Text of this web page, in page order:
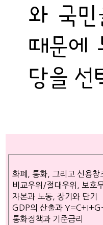
와 국
때문에
당을 선
화폐, 통화, 그리고 신용창
비교우위/절대우위, 보호
자본과 노동, 장기와 단기
GDP의 산출과
통화정책과 기준금리